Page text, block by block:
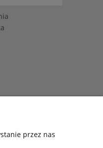
przez nas